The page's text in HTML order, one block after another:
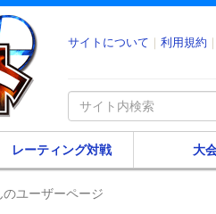
サイトについて 利用規約
レーティング対戦 大
ユーザーページ